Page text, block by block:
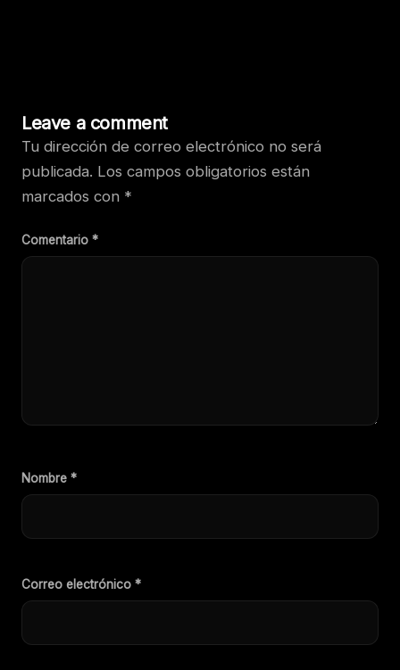
Leave a comment
Tu dirección de correo electrónico no será
publicada. Los campos obligatorios están
marcados con *
Comentario *
Nombre *
Correo electrónico *